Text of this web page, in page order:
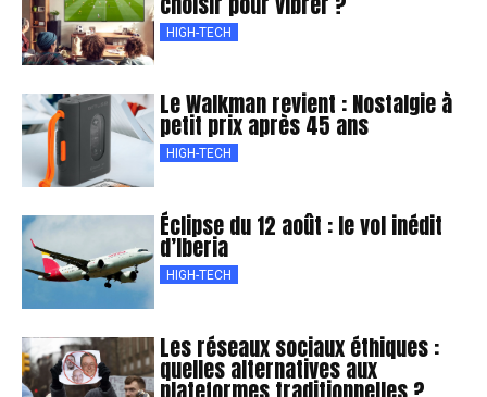
HIGH-TECH
Le Walkman revient : Nostalgie à
petit prix après 45 ans
HIGH-TECH
Éclipse du 12 août : le vol inédit
d’Iberia
HIGH-TECH
Les réseaux sociaux éthiques :
quelles alternatives aux